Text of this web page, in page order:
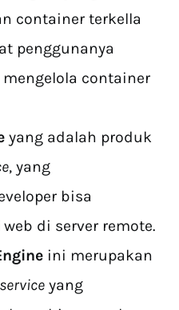
container terkella
penggunanya
container
yang adalah produk
, yang
bisa
di server remote.
ini merupakan
yang